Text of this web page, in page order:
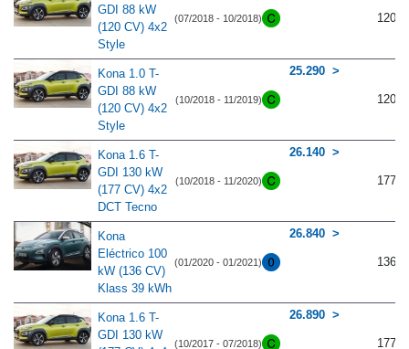
GDI 88 kW
(120 CV) 4x2
Style
(07/2018 - 10/2018) 120
Kona 1.0 T-
GDI 88 kW
(120 CV) 4x2
Style
(10/2018 - 11/2019)
25.290
120
Kona 1.6 T-
GDI 130 kW
(177 CV) 4x2
DCT Tecno
(10/2018 - 11/2020)
26.140
177
Kona
Eléctrico 100
kW (136 CV)
Klass 39 kWh
(01/2020 - 01/2021)
26.840
136
Kona 1.6 T-
GDI 130 kW
(10/2017 - 07/2018)
26.890
177